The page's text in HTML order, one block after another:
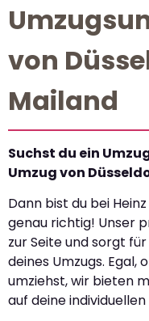
von
Mailand
Suchst du ein
Umzug von
Dann bist du bei
genau richtig! Unser
zur Seite und sorgt
deines Umzugs. Egal,
umziehst, wir bieten
auf deine